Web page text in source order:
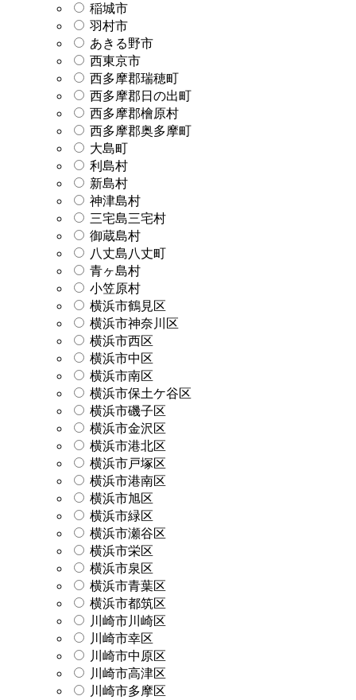
稲城市
羽村市
あきる野市
西東京市
西多摩郡瑞穂町
西多摩郡日の出町
西多摩郡檜原村
西多摩郡奥多摩町
大島町
利島村
新島村
神津島村
三宅島三宅村
御蔵島村
八丈島八丈町
青ヶ島村
小笠原村
横浜市鶴見区
横浜市神奈川区
横浜市西区
横浜市中区
横浜市南区
横浜市保土ケ谷区
横浜市磯子区
横浜市金沢区
横浜市港北区
横浜市戸塚区
横浜市港南区
横浜市旭区
横浜市緑区
横浜市瀬谷区
横浜市栄区
横浜市泉区
横浜市青葉区
横浜市都筑区
川崎市川崎区
川崎市幸区
川崎市中原区
川崎市高津区
川崎市多摩区